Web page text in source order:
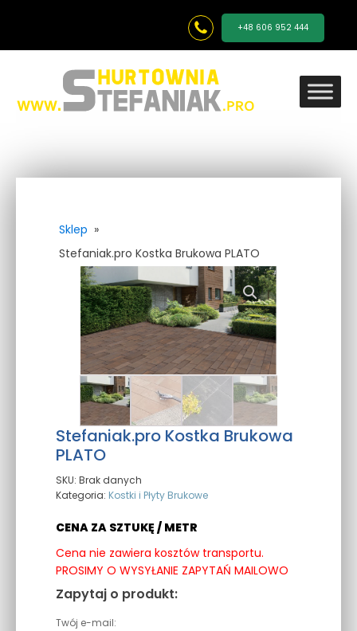
+48 606 952 444
Sklep »
Stefaniak.pro Kostka Brukowa PLATO
Stefaniak.pro Kostka Brukowa
PLATO
SKU: Brak danych
Kategoria: Kostki i Płyty Brukowe
CENA ZA SZTUKĘ / METR
Cena nie zawiera kosztów transportu.
PROSIMY O WYSYŁANIE ZAPYTAŃ MAILOWO
Zapytaj o produkt:
Twój e-mail: